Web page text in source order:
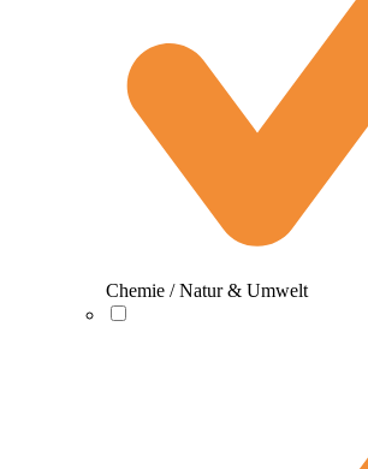
Chemie / Natur & Umwelt